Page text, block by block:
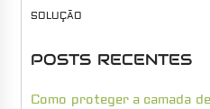
SOLUÇÃO
POSTS RECENTES
Como proteger a camada